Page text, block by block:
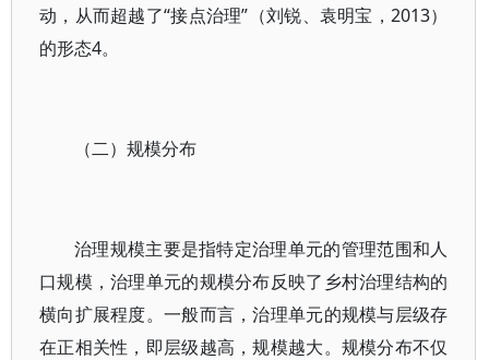
动，从而超越了“接点治理”（刘锐、袁明宝，2013）
的形态4。
（二）规模分布
治理规模主要是指特定治理单元的管理范围和人
口规模，治理单元的规模分布反映了乡村治理结构的
横向扩展程度。一般而言，治理单元的规模与层级存
在正相关性，即层级越高，规模越大。规模分布不仅